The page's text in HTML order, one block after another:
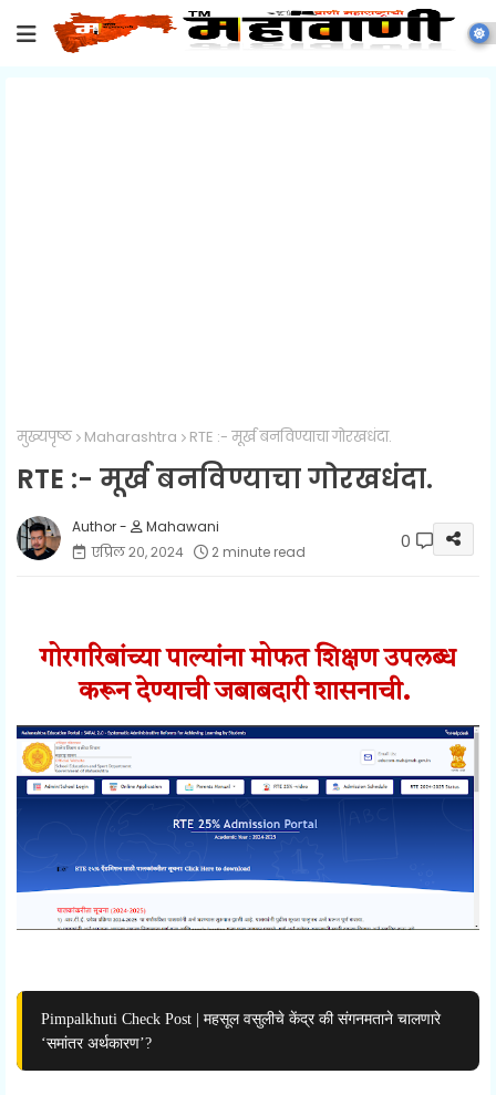
मुख्यपृष्ठ Maharashtra RTE :- मूर्ख बनविण्याचा गोरखधंदा.
RTE :- मूर्ख बनविण्याचा गोरखधंदा.
Mahawani
एप्रिल २०, २०२४
2 minute read 0
गोरगरिबांच्या पाल्यांना मोफत शिक्षण उपलब्ध
करून देण्याची जबाबदारी शासनाची.
Pimpalkhuti Check Post | महसूल वसुलीचे केंद्र की संगनमताने चालणारे
‘समांतर अर्थकारण’?